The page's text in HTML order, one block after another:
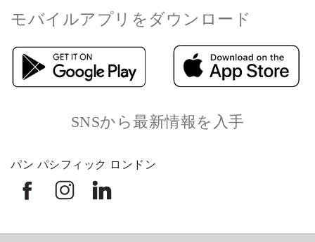
モバイルアプリをダウンロード
SNSから最新情報を入手
パン パシフィック ロンドン